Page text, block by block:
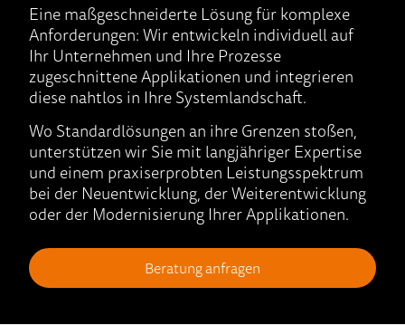
Eine maßgeschneiderte Lösung für komplexe
Anforderungen: Wir entwickeln individuell auf
Ihr Unternehmen und Ihre Prozesse
zugeschnittene Applikationen und integrieren
diese nahtlos in Ihre Systemlandschaft.
Wo Standardlösungen an ihre Grenzen stoßen,
unterstützen wir Sie mit langjähriger Expertise
und einem praxiserprobten Leistungsspektrum
bei der Neuentwicklung, der Weiterentwicklung
oder der Modernisierung Ihrer Applikationen.
Beratung anfragen